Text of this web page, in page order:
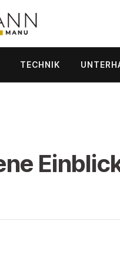
TECHNIK